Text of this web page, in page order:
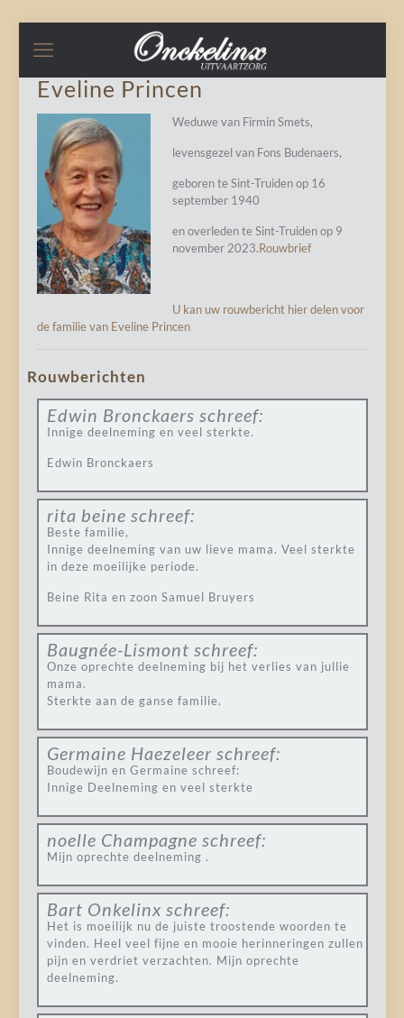
Eveline Princen
Weduwe van Firmin Smets,
levensgezel van Fons Budenaers,
geboren te Sint-Truiden op 16
september 1940
en overleden te Sint-Truiden op 9
november 2023.Rouwbrief
U kan uw rouwbericht hier delen voor
de familie van Eveline Princen
Rouwberichten
Edwin Bronckaers schreef:
Innige deelneming en veel sterkte.
Edwin Bronckaers
rita beine schreef:
Beste familie,
Innige deelneming van uw lieve mama. Veel sterkte
in deze moeilijke periode.
Beine Rita en zoon Samuel Bruyers
Baugnée-Lismont schreef:
Onze oprechte deelneming bij het verlies van jullie
mama.
Sterkte aan de ganse familie.
Germaine Haezeleer schreef:
Boudewijn en Germaine schreef:
Innige Deelneming en veel sterkte
noelle Champagne schreef:
Mijn oprechte deelneming .
Bart Onkelinx schreef:
Het is moeilijk nu de juiste troostende woorden te
vinden. Heel veel fijne en mooie herinneringen zullen
pijn en verdriet verzachten. Mijn oprechte
deelneming.